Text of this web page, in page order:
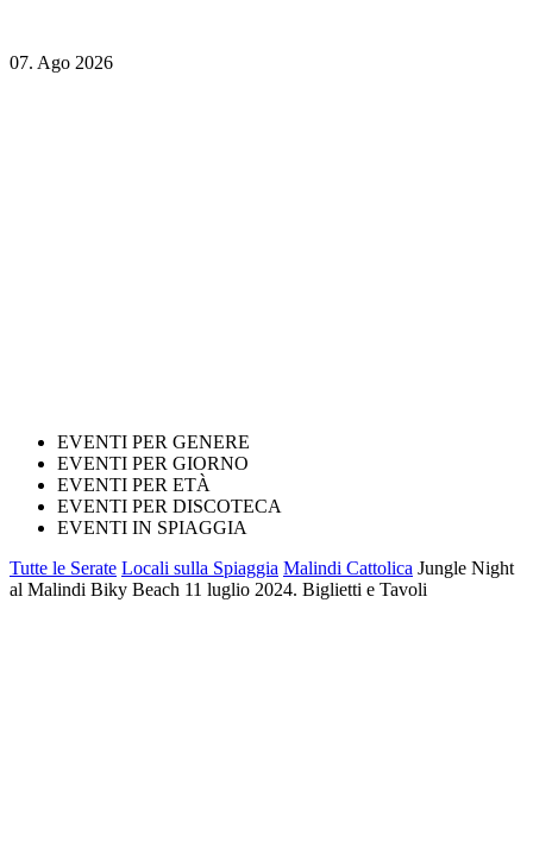
07. Ago 2026
EVENTI PER GENERE
EVENTI PER GIORNO
EVENTI PER ETÀ
EVENTI PER DISCOTECA
EVENTI IN SPIAGGIA
Tutte le Serate Locali sulla Spiaggia Malindi Cattolica Jungle Night
al Malindi Biky Beach 11 luglio 2024. Biglietti e Tavoli